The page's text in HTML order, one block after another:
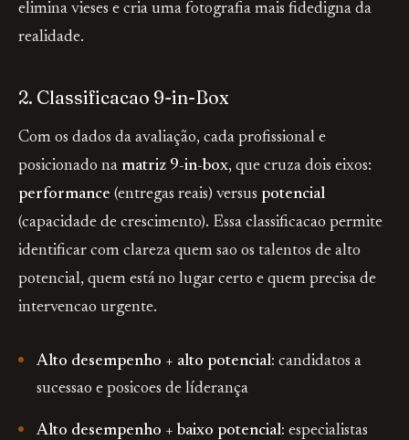
elimina vieses e cria uma fotografia mais fidedigna da
realidade.
2. Classificacao 9-in-Box
Com os dados da avaliação, cada profissional e
posicionado na matriz 9-in-box, que cruza dois eixos:
performance (entregas reais) versus potencial
(capacidade de crescimento). Essa classificacao permite
identificar com clareza quem sao os talentos de alto
potencial, quem está no lugar certo e quem precisa de
intervencao urgente.
Alto desempenho + alto potencial: candidatos a
sucessao e posicoes de líderança
Alto desempenho + baixo potencial: especialistas